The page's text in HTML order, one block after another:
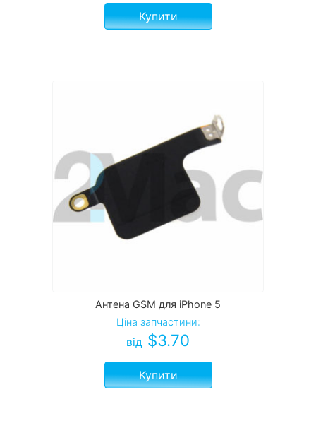
Купити
Антена GSM для iPhone 5
Ціна запчастини:
від $3.70
Купити